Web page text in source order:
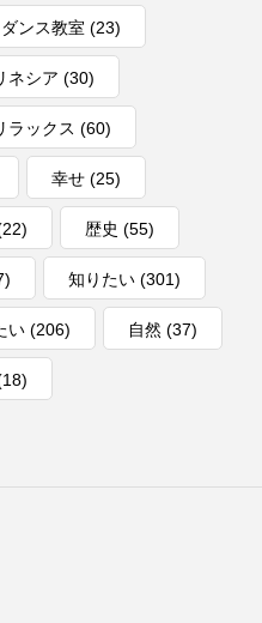
ンス教室 (23)
ネシア (30)
ラックス (60)
幸せ(25)
歴史 (55)
知りたい(301)
い(206) 自然 (37)